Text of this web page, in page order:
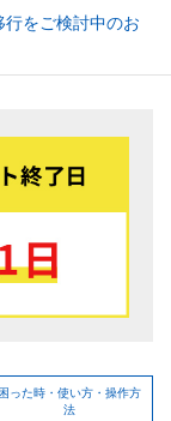
をご検討中のお
困った時・使い方・操作方
法